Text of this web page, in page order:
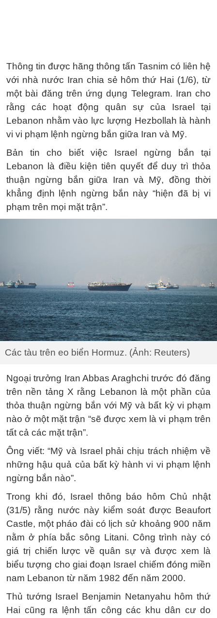
Thông tin được hãng thông tấn Tasnim có liên hệ
với nhà nước Iran chia sẻ hôm thứ Hai (1/6), từ
một bài đăng trên ứng dụng Telegram. Iran cho
rằng các hoạt động quân sự của Israel tại
Lebanon nhằm vào lực lượng Hezbollah là hành
vi vi phạm lệnh ngừng bắn giữa Iran và Mỹ.
Bản tin cho biết việc Israel ngừng bắn tại
Lebanon là điều kiện tiên quyết để duy trì thỏa
thuận ngừng bắn giữa Iran và Mỹ, đồng thời
khẳng định lệnh ngừng bắn này “hiện đã bị vi
phạm trên mọi mặt trận”.
Các tàu trên eo biển Hormuz. (Ảnh: Reuters)
Ngoại trưởng Iran Abbas Araghchi trước đó đăng
trên nền tảng X rằng Lebanon là một phần của
thỏa thuận ngừng bắn với Mỹ và bất kỳ vi phạm
nào ở một mặt trận “sẽ được xem là vi phạm trên
tất cả các mặt trận”.
Ông viết: “Mỹ và Israel phải chịu trách nhiệm về
những hậu quả của bất kỳ hành vi vi phạm lệnh
ngừng bắn nào”.
Trong khi đó, Israel thông báo hôm Chủ nhật
(31/5) rằng nước này kiểm soát được Beaufort
Castle, một pháo đài có lịch sử khoảng 900 năm
nằm ở phía bắc sông Litani. Công trình này có
giá trị chiến lược về quân sự và được xem là
biểu tượng cho giai đoạn Israel chiếm đóng miền
nam Lebanon từ năm 1982 đến năm 2000.
Thủ tướng Israel Benjamin Netanyahu hôm thứ
Hai cũng ra lệnh tấn công các khu dân cư do